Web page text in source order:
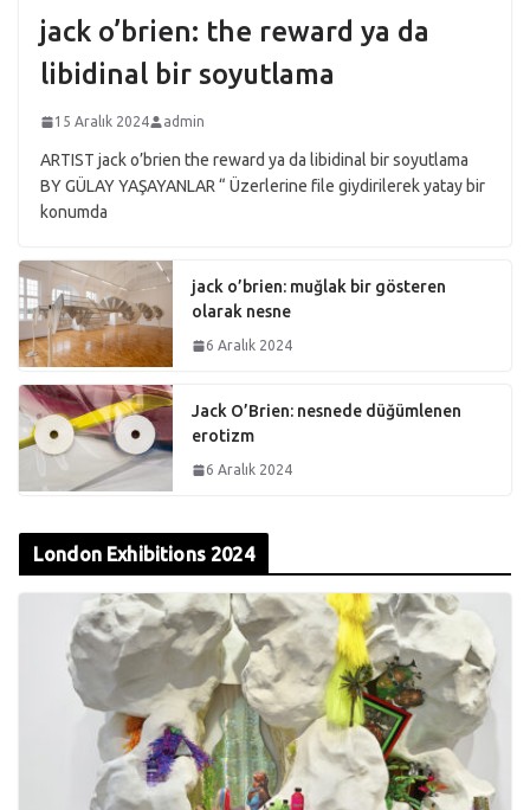
jack o’brien: the reward ya da
libidinal bir soyutlama
15 Aralık 2024 admin
ARTIST jack o’brien the reward ya da libidinal bir soyutlama
BY GÜLAY YAŞAYANLAR “ Üzerlerine file giydirilerek yatay bir
konumda
jack o’brien: muğlak bir gösteren
olarak nesne
6 Aralık 2024
Jack O’Brien: nesnede düğümlenen
erotizm
6 Aralık 2024
London Exhibitions 2024